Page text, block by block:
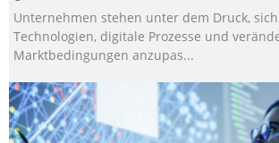
Unternehmen stehen unter dem Druck,
Technologien, digitale Prozesse und
Marktbedingungen anzupas...